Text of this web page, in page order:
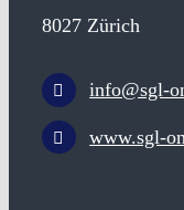
8027 Zürich
info@sgl-
www.sgl-